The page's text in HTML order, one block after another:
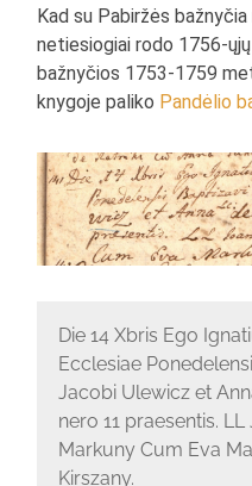
Kad su Pabiržės
netiesiogiai rodo 1756-
bažnyčios 1753-1759
knygoje paliko Pandėlio
Die 14 Xbris Ego
Ecclesiae
Jacobi Ulewicz et
nero 11 praesentis.
Markuny Cum Eva
Kirszany.